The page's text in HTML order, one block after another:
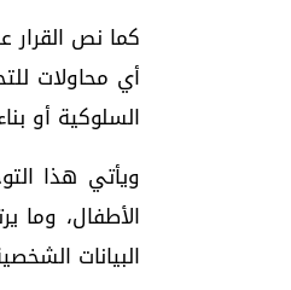
أي محاولات
السلوكية أو
ويأتي هذا
الأطفال، وما
البيانات